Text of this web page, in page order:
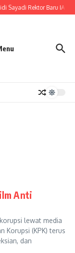
Sayadi Rektor Baru IAIN
Anti
lewat media
Korupsi (KPK) terus
dan